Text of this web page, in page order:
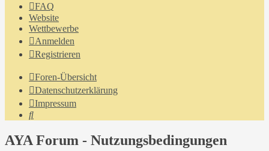
FAQ
Website
Wettbewerbe
Anmelden
Registrieren
Foren-Übersicht
Datenschutzerklärung
Impressum
Suche
AYA Forum - Nutzungsbedingungen